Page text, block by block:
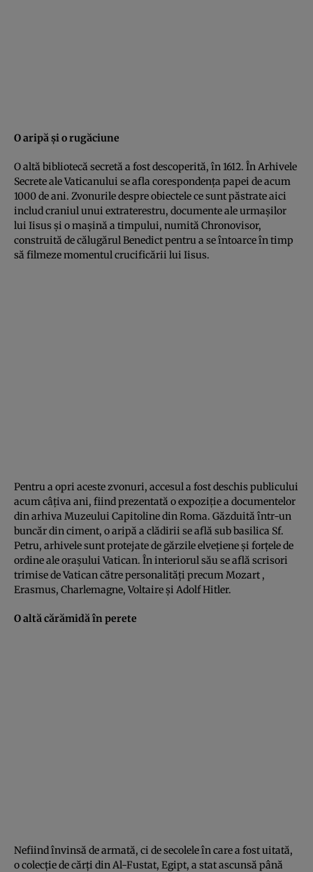
O aripă şi o rugăciune
O altă bibliotecă secretă a fost descoperită, în 1612. În Arhivele
Secrete ale Vaticanului se afla corespondenţa papei de acum
1000 de ani. Zvonurile despre obiectele ce sunt păstrate aici
includ craniul unui extraterestru, documente ale urmaşilor
lui Iisus şi o maşină a timpului, numită Chronovisor,
construită de călugărul Benedict pentru a se întoarce în timp
să filmeze momentul crucificării lui Iisus.
Pentru a opri aceste zvonuri, accesul a fost deschis publicului
acum câţiva ani, fiind prezentată o expoziţie a documentelor
din arhiva Muzeului Capitoline din Roma. Găzduită într-un
buncăr din ciment, o aripă a clădirii se află sub basilica Sf.
Petru, arhivele sunt protejate de gărzile elveţiene şi forţele de
ordine ale oraşului Vatican. În interiorul său se află scrisori
trimise de Vatican către personalităţi precum Mozart ,
Erasmus, Charlemagne, Voltaire şi Adolf Hitler.
O altă cărămidă în perete
Nefiind învinsă de armată, ci de secolele în care a fost uitată,
o colecţie de cărţi din Al-Fustat, Egipt, a stat ascunsă până